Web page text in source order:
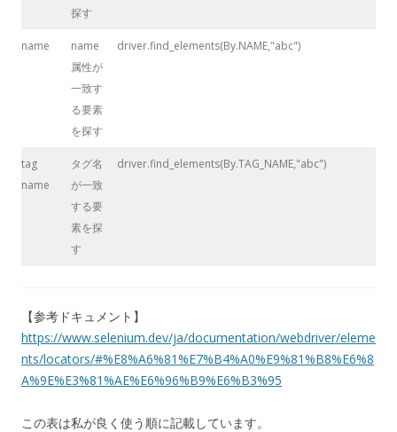
探す
name
name
属性が
一致す
る要素
を探す
driver.find_elements(By.NAME,"abc")
tag
name
タグ名
が一致
する要
素を探
す
driver.find_elements(By.TAG_NAME,"abc")
【参考ドキュメント】
https://www.selenium.dev/ja/documentation/webdriver/eleme
nts/locators/#%E8%A6%81%E7%B4%A0%E9%81%B8%E6%8
A%9E%E3%81%AE%E6%96%B9%E6%B3%95
この表は私が良く使う順に記載しています。